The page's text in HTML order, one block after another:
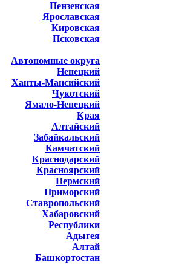
Пензенская
Ярославская
Кировская
Псковская
Автономные округа
Ненецкий
Ханты-Мансийский
Чукотский
Ямало-Ненецкий
Края
Алтайский
Забайкальский
Камчатский
Краснодарский
Красноярский
Пермский
Приморский
Ставропольский
Хабаровский
Республики
Адыгея
Алтай
Башкортостан